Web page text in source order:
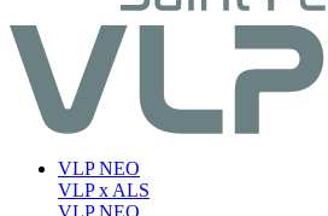
VLP NEO
VLP x ALS